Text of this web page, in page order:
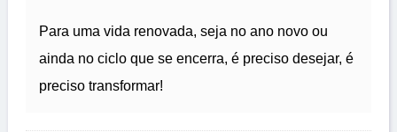
Para uma vida renovada, seja no ano novo ou
ainda no ciclo que se encerra, é preciso desejar, é
preciso transformar!